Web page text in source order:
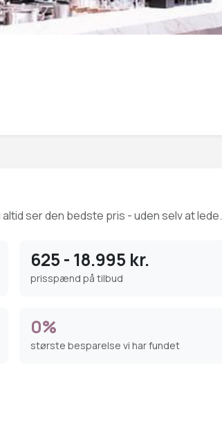
altid ser den bedste pris - uden selv at lede.
625 - 18.995 kr.
prisspænd på tilbud
0%
største besparelse vi har fundet